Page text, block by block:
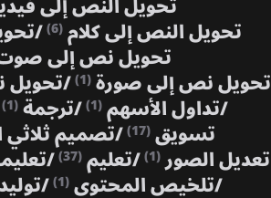
تحويل النص إلى كلام(6)
/
تحويل نص إلى
تحويل نص إلى صورة(1)
/
/تداول الأسهم(1)
/ترجمة(1)
تسويق(17)
/تصميم ثلاثي
تعديل الصور(1)
/تعليم(37)
/
/تلخيص المحتوى(1)
/